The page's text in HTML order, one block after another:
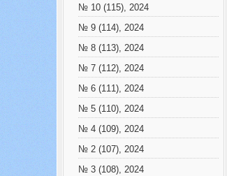
№ 10 (115), 2024
№ 9 (114), 2024
№ 8 (113), 2024
№ 7 (112), 2024
№ 6 (111), 2024
№ 5 (110), 2024
№ 4 (109), 2024
№ 2 (107), 2024
№ 3 (108), 2024